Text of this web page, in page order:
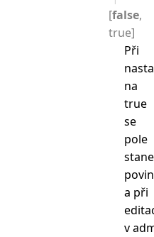
[false,
true]
Při
na
true
se
pole
stane
a při
v